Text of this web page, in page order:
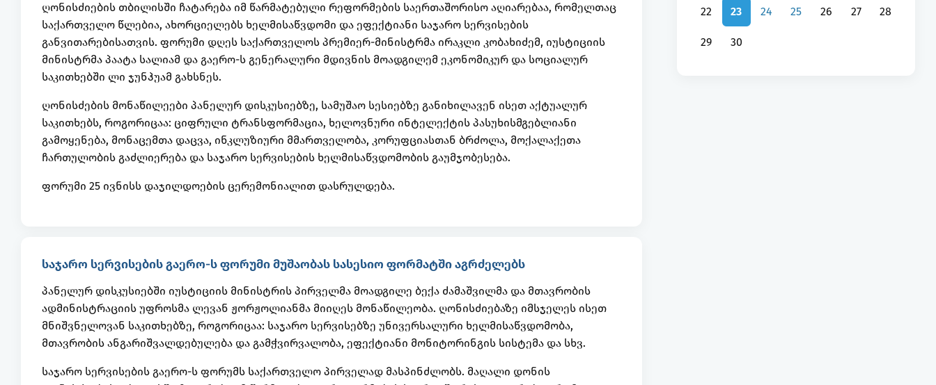
ღონისძიების თბილისში ჩატარება იმ წარმატებული რეფორმების საერთაშორისო აღიარებაა, რომელთაც
საქართველო წლებია, ახორციელებს ხელმისაწვდომი და ეფექტიანი საჯარო სერვისების
განვითარებისათვის. ფორუმი დღეს საქართველოს პრემიერ-მინისტრმა ირაკლი კობახიძემ, იუსტიციის
მინისტრმა პაატა სალიამ და გაერო-ს გენერალური მდივნის მოადგილემ ეკონომიკურ და სოციალურ
საკითხებში ლი ჯუნჰუამ გახსნეს.
ღონისძების მონაწილეები პანელურ დისკუსიებზე, სამუშაო სესიებზე განიხილავენ ისეთ აქტუალურ
საკითხებს, როგორიცაა: ციფრული ტრანსფორმაცია, ხელოვნური ინტელექტის პასუხისმგებლიანი
გამოყენება, მონაცემთა დაცვა, ინკლუზიური მმართველობა, კორუფციასთან ბრძოლა, მოქალაქეთა
ჩართულობის გაძლიერება და საჯარო სერვისების ხელმისაწვდომობის გაუმჯობესება.
ფორუმი 25 ივნისს დაჯილდოების ცერემონიალით დასრულდება.
საჯარო სერვისების გაერო-ს ფორუმი მუშაობას სასესიო ფორმატში აგრძელებს
პანელურ დისკუსიებში იუსტიციის მინისტრის პირველმა მოადგილე ბექა ძამაშვილმა და მთავრობის
ადმინისტრაციის უფროსმა ლევან ჟორჟოლიანმა მიიღეს მონაწილეობა. ღონისძიებაზე იმსჯელეს ისეთ
მნიშვნელოვან საკითხებზე, როგორიცაა: საჯარო სერვისებზე უნივერსალური ხელმისაწვდომობა,
მთავრობის ანგარიშვალდებულება და გამჭვირვალობა, ეფექტიანი მონიტორინგის სისტემა და სხვ.
საჯარო სერვისების გაერო-ს ფორუმს საქართველო პირველად მასპინძლობს. მაღალი დონის
22 23 24 25 26 27 28
29 30